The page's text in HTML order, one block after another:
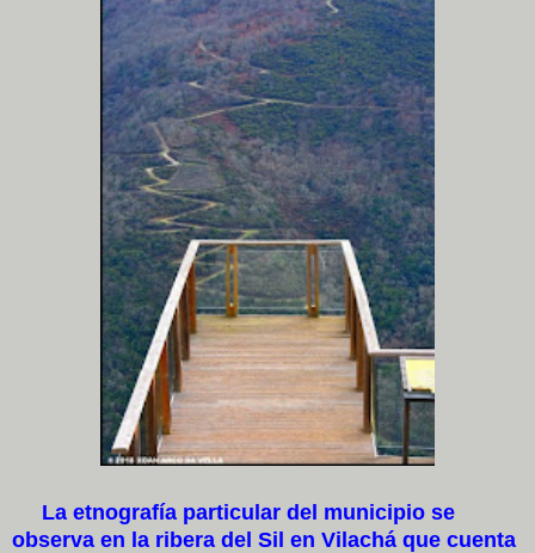
La etnografía particular del municipio se
observa en la ribera del Sil en Vilachá que cuenta